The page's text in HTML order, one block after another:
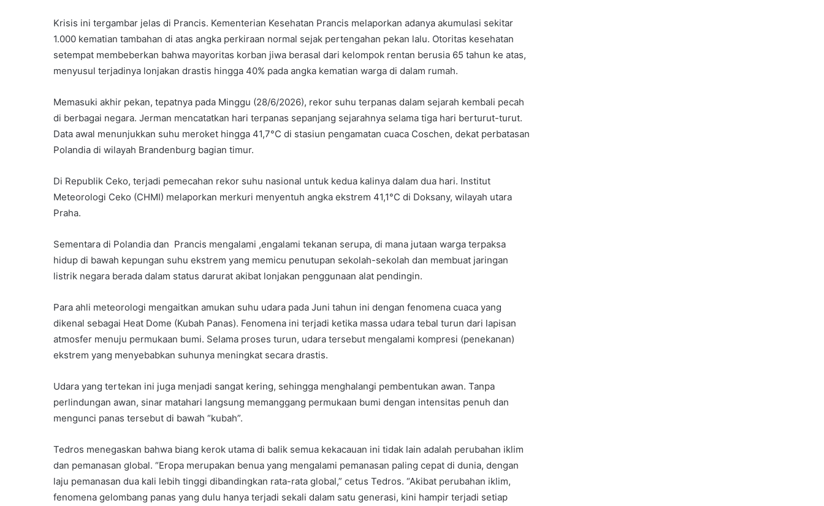
Krisis ini tergambar jelas di Prancis. Kementerian Kesehatan Prancis melaporkan adanya akumulasi sekitar
1.000 kematian tambahan di atas angka perkiraan normal sejak pertengahan pekan lalu. Otoritas kesehatan
setempat membeberkan bahwa mayoritas korban jiwa berasal dari kelompok rentan berusia 65 tahun ke atas,
menyusul terjadinya lonjakan drastis hingga 40% pada angka kematian warga di dalam rumah.
Memasuki akhir pekan, tepatnya pada Minggu (28/6/2026), rekor suhu terpanas dalam sejarah kembali pecah
di berbagai negara. Jerman mencatatkan hari terpanas sepanjang sejarahnya selama tiga hari berturut-turut.
Data awal menunjukkan suhu meroket hingga 41,7°C di stasiun pengamatan cuaca Coschen, dekat perbatasan
Polandia di wilayah Brandenburg bagian timur.
Di Republik Ceko, terjadi pemecahan rekor suhu nasional untuk kedua kalinya dalam dua hari. Institut
Meteorologi Ceko (CHMI) melaporkan merkuri menyentuh angka ekstrem 41,1°C di Doksany, wilayah utara
Praha.
Sementara di Polandia dan Prancis mengalami ,engalami tekanan serupa, di mana jutaan warga terpaksa
hidup di bawah kepungan suhu ekstrem yang memicu penutupan sekolah-sekolah dan membuat jaringan
listrik negara berada dalam status darurat akibat lonjakan penggunaan alat pendingin.
Para ahli meteorologi mengaitkan amukan suhu udara pada Juni tahun ini dengan fenomena cuaca yang
dikenal sebagai Heat Dome (Kubah Panas). Fenomena ini terjadi ketika massa udara tebal turun dari lapisan
atmosfer menuju permukaan bumi. Selama proses turun, udara tersebut mengalami kompresi (penekanan)
ekstrem yang menyebabkan suhunya meningkat secara drastis.
Udara yang tertekan ini juga menjadi sangat kering, sehingga menghalangi pembentukan awan. Tanpa
perlindungan awan, sinar matahari langsung memanggang permukaan bumi dengan intensitas penuh dan
mengunci panas tersebut di bawah “kubah”.
Tedros menegaskan bahwa biang kerok utama di balik semua kekacauan ini tidak lain adalah perubahan iklim
dan pemanasan global. “Eropa merupakan benua yang mengalami pemanasan paling cepat di dunia, dengan
laju pemanasan dua kali lebih tinggi dibandingkan rata-rata global,” cetus Tedros. “Akibat perubahan iklim,
fenomena gelombang panas yang dulu hanya terjadi sekali dalam satu generasi, kini hampir terjadi setiap